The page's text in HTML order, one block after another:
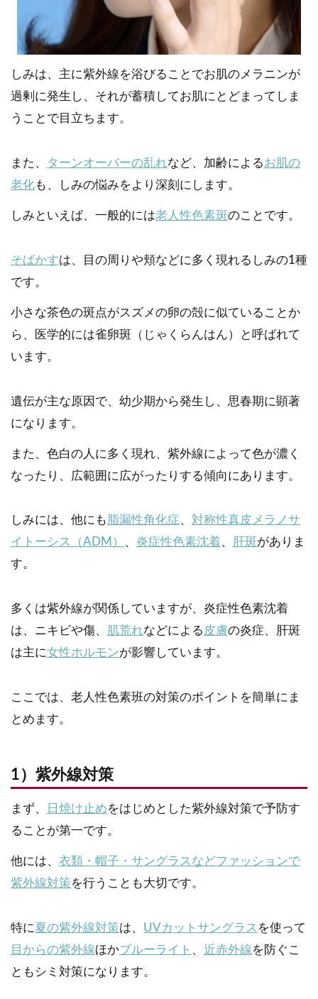
しみは、主に紫外線を浴びることでお肌のメラニンが
過剰に発生し、それが蓄積してお肌にとどまってしま
うことで目立ちます。
また、 ターンオーバーの乱れなど、加齢によるお肌の
老化も、しみの悩みをより深刻にします。
しみといえば、一般的には老人性色素斑のことです。
そばかすは、目の周りや頬などに多く現れるしみの1種
です。
小さな茶色の斑点がスズメの卵の殻に似ていることか
ら、医学的には雀卵斑（じゃくらんはん）と呼ばれて
います。
遺伝が主な原因で、幼少期から発生し、思春期に顕著
になります。
また、色白の人に多く現れ、紫外線によって色が濃く
なったり、広範囲に広がったりする傾向にあります。
しみには、他にも脂漏性角化症、 対称性真皮メラノサ
イトーシス（ADM）
、 炎症性色素沈着、 肝斑がありま
す。
多くは紫外線が関係していますが、炎症性色素沈着
は、ニキビや傷、
肌荒れなどによる 皮膚の炎症、肝斑
は主に女性ホルモンが影響しています。
ここでは、老人性色素班の対策のポイントを簡単にま
とめます。
1）紫外線対策
まず、 日焼け止めをはじめとした紫外線対策で予防す
ることが第一です。
他には、 衣類・帽子・サングラスなどファッションで
紫外線対策を行うことも大切です。
特に夏の紫外線対策は、 UVカットサングラス を使って
目からの紫外線ほかブルーライト 、 近赤外線を防ぐこ
ともシミ対策になります。